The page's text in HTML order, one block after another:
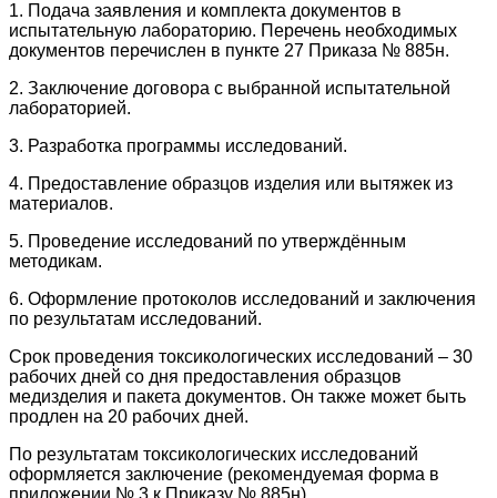
1. Подача заявления и комплекта документов в
испытательную лабораторию. Перечень необходимых
документов перечислен в пункте 27 Приказа № 885н.
2. Заключение договора с выбранной испытательной
лабораторией.
3. Разработка программы исследований.
4. Предоставление образцов изделия или вытяжек из
материалов.
5. Проведение исследований по утверждённым
методикам.
6. Оформление протоколов исследований и заключения
по результатам исследований.
Срок проведения токсикологических исследований – 30
рабочих дней со дня предоставления образцов
медизделия и пакета документов. Он также может быть
продлен на 20 рабочих дней.
По результатам токсикологических исследований
оформляется заключение (рекомендуемая форма в